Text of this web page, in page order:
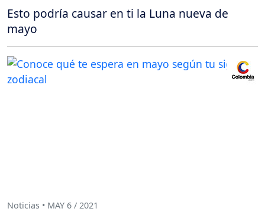
Esto podría causar en ti la Luna nueva de
mayo
Noticias • MAY 6 / 2021